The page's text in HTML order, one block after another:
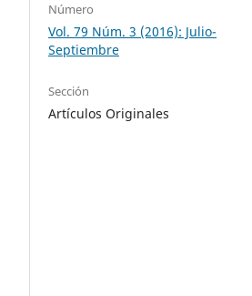
Número
Vol. 79 Núm. 3 (2016): Julio-
Septiembre
Sección
Artículos Originales